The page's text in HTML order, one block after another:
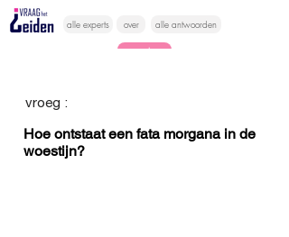
alle experts over alle antwoorden
vragen lessen
vroeg :
Hoe ontstaat een fata morgana in de
woestijn?